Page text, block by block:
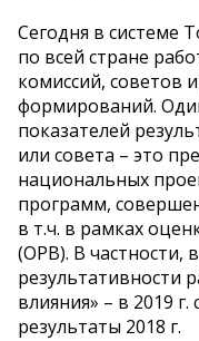
Сегодня в системе
по всей стране
комиссий, советов
формирований.
показателей
или совета – это
национальных
программ,
в т.ч. в рамках
(ОРВ). В частности,
результативности
влияния» – в 2019
результаты 2018 г.